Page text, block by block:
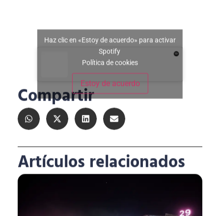
Haz clic en «Estoy de acuerdo» para activar
Spotify
Política de cookies
Estoy de acuerdo
Compartir
Artículos relacionados